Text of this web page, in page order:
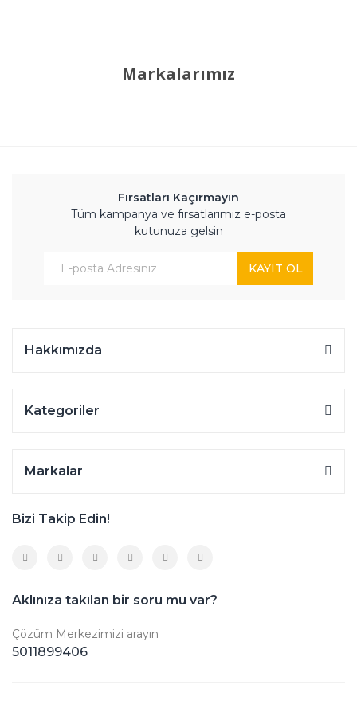
Markalarımız
Fırsatları Kaçırmayın
Tüm kampanya ve fırsatlarımız e-posta
kutunuza gelsin
KAYIT OL
Hakkımızda
Kategoriler
Markalar
Bizi Takip Edin!
Aklınıza takılan bir soru mu var?
Çözüm Merkezimizi arayın
5011899406